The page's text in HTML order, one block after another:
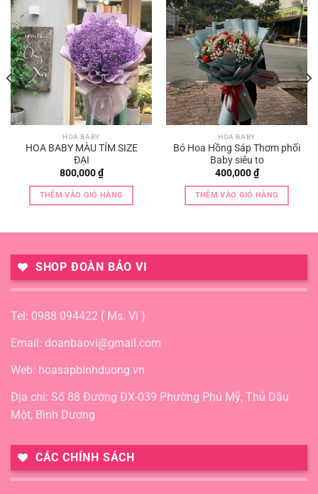
HOA BABY
HOA BABY MÀU TÍM SIZE
ĐẠI
800,000₫
THÊM VÀO GIỎ HÀNG
HOA BABY
Bó Hoa Hồng Sáp Thơm phối
Baby siêu to
400,000₫
THÊM VÀO GIỎ HÀNG
SHOP ĐOÀN BẢO VI
Tel: 0988 094422 ( Ms. Vi )
Email: doanbaovi@gmail.com
Web: hoasapbinhduong.vn
Địa chỉ: Số 88 Đường ĐX-039 Phường Phú Mỹ, Thủ Dầu
Một, Bình Dương
CÁC CHÍNH SÁCH